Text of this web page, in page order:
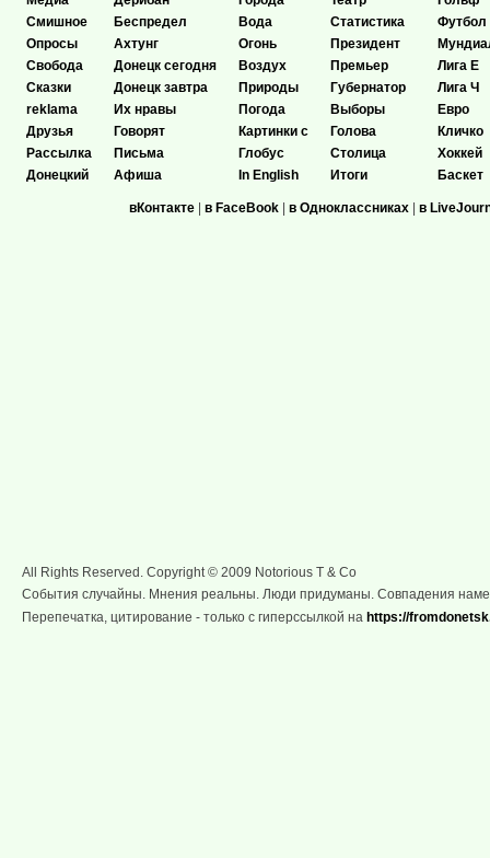
Смишное
Опросы
Свобода
Сказки
reklama
Друзья
Рассылка
Донецкий
Беспредел
Ахтунг
Донецк сегодня
Донецк завтра
Их нравы
Говорят
Письма
Афиша
Вода
Огонь
Воздух
Природы
Погода
Картинки с
Глобус
In English
Статистика
Президент
Премьер
Губернатор
Выборы
Голова
Столица
Итоги
Футбол
Лига Е
Лига Ч
Евро
Кличко
Хоккей
Баскет
вКонтакте в FaceBook в Одноклассниках в
All Rights Reserved. Copyright © 2009 Notorious T & Co
События случайны. Мнения реальны. Люди придуманы. Совпадения
Перепечатка, цитирование - только с гиперссылкой на https://